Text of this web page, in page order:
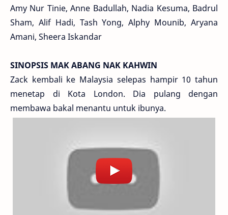
Amy Nur Tinie, Anne Badullah, Nadia Kesuma, Badrul
Sham, Alif Hadi, Tash Yong, Alphy Mounib, Aryana
Amani, Sheera Iskandar
SINOPSIS MAK ABANG NAK KAHWIN
Zack kembali ke Malaysia selepas hampir 10 tahun
menetap di Kota London. Dia pulang dengan
membawa bakal menantu untuk ibunya.